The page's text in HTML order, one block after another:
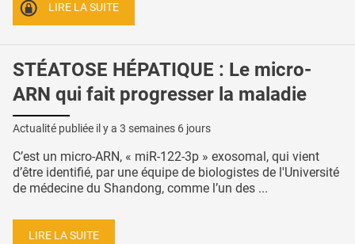
LIRE LA SUITE
STÉATOSE HÉPATIQUE : Le micro-
ARN qui fait progresser la maladie
Actualité publiée il y a 3 semaines 6 jours
C’est un micro-ARN, « miR-122-3p » exosomal, qui vient
d’être identifié, par une équipe de biologistes de l'Université
de médecine du Shandong, comme l’un des ...
LIRE LA SUITE